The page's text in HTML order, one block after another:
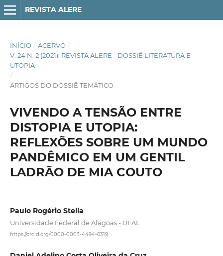
REVISTA ALERE
INÍCIO / ACERVO /
V. 24 N. 2 (2021): REVISTA ALERE - DOSSIÊ LITERATURA E
UTOPIA
/
ARTIGOS DO DOSSIÊ TEMÁTICO
VIVENDO A TENSÃO ENTRE
DISTOPIA E UTOPIA:
REFLEXÕES SOBRE UM MUNDO
PANDÊMICO EM UM GENTIL
LADRÃO DE MIA COUTO
Paulo Rogério Stella
Universidade Federal de Alagoas - UFAL
https://orcid.org/0000-0003-4494-6319